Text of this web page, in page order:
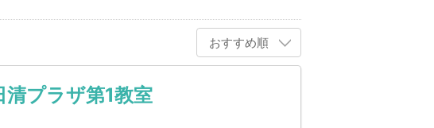
おすすめ順
プラザ第1教室